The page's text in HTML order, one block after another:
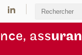
ass